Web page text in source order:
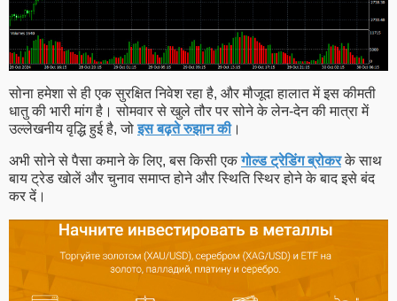
सोना हमेशा से ही एक सुरक्षित निवेश रहा है, और मौजूदा हालात में इस कीमती
धातु की भारी मांग है। सोमवार से खुले तौर पर सोने के लेन-देन की मात्रा में
उल्लेखनीय वृद्धि हुई है, जोइस बढ़ते रुझान की।
अभी सोने से पैसा कमाने के लिए, बस किसी एकगोल्ड ट्रेडिंग ब्रोकरके साथ
बाय ट्रेड खोलें और चुनाव समाप्त होने और स्थिति स्थिर होने के बाद इसे बंद
कर दें।